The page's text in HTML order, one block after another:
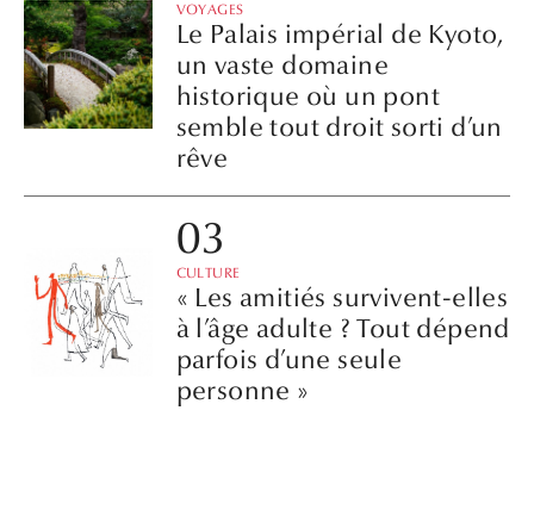
VOYAGES
Le Palais impérial de Kyoto,
un vaste domaine
historique où un pont
semble tout droit sorti d’un
rêve
CULTURE
« Les amitiés survivent-elles
à l’âge adulte ? Tout dépend
parfois d’une seule
personne »